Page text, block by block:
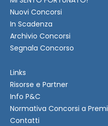
Nuovi Concorsi
In Scadenza
Archivio Concorsi
Segnala Concorso
Links
Risorse e Partner
Info P&C
Normativa Concorsi a Premi
Contatti